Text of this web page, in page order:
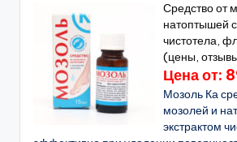
Средство от
натоптышей
чистотела,
(цены,
Цена от:
Мозоль Ка
мозолей и
экстрактом